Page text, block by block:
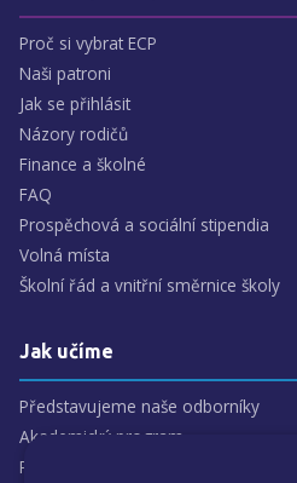
Proč si vybrat ECP
Naši patroni
Jak se přihlásit
Názory rodičů
Finance a školné
FAQ
Prospěchová a sociální stipendia
Volná místa
Školní řád a vnitřní směrnice školy
Jak učíme
Představujeme naše odborníky
Akademický program
Předmětové oblasti